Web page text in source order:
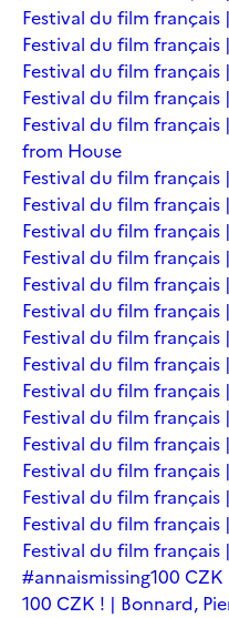
Festival du film français
Festival du film
Festival du film
Festival du film français
Festival du film
from House
Festival du film
Festival du film français
Festival du film français
Festival du film français
Festival du film français
Festival du film français
Festival du film
Festival du film français
Festival du film
Festival du film français
Festival du film
Festival du film français
Festival du film français
Festival du film
Festival du film
#annaismissing100
100 CZK ! | Bonnard,